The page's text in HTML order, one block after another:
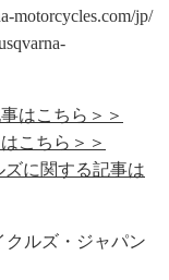
motorcycles.com/jp/
はこちら＞＞
こちら＞＞
に関する記事は
クルズ・ジャパン